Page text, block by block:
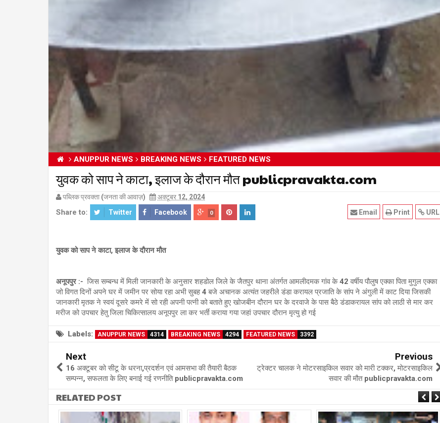
ANUPPUR NEWS BREAKING NEWS FEATURED NEWS
युवक को साप ने काटा, इलाज के दौरान मौत publicpravakta.com
पब्लिक प्रवक्ता (जनता की आवाज़) अक्टूबर 12, 2024
Share to: Twitter Facebook 0 URL
Print
Email
युवक को साप ने काटा, इलाज के दौरान मौत
अनूपपुर :- जिस सम्बन्ध में मिली जानकारी के अनुसार शहडोल जिले के जैतपुर थाना अंतर्गत आमलीदमक गांव के 42 वर्षीय पौलुष एक्का पिता मुगुल एक्का
जो विगत दिनों अपने घर में जमीन पर सोया रहा अभी सुबह 4 बजे अचानक अत्यंत जहरीले डंडा करायल प्रजाति के सांप ने अंगुली में काट दिया जिसकी
जानकारी मृतक ने स्वयं दूसरे कमरे में सो रही अपनी पत्नी को बताते हुए खोजबीन दौरान घर के दरवाजे के पास बैठे डंडाकरायल सांप को लाठी से मार कर
मरीज को उपचार हेतु जिला चिकित्सालय अनूपपुर ला कर भर्ती कराया गया जहां उपचार दौरान मृत्यु हो गई
Labels: ANUPPUR NEWS 4314 BREAKING NEWS 4294 FEATURED NEWS 3392
Next
16 अक्टूबर को सीटू के धरना,प्रदर्शन एवं आमसभा की तैयारी बैठक
सम्पन्न, सफलता के लिए बनाई गई रणनीति publicpravakta.com
Previous
ट्रेक्टर चालक ने मोटरसाइकिल सवार को मारी टक्कर, मोटरसाइकिल
सवार की मौत publicpravakta.com
RELATED POST